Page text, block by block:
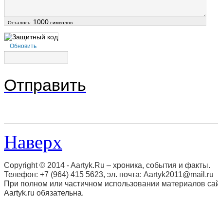
Осталось: 1000 символов
Обновить
Отправить
Наверх
Copyright © 2014 - Aartyk.Ru – хроника, события и факты.
Телефон: +7 (964) 415 5623, эл. почта: Aartyk2011@mail.ru
При полном или частичном использовании материалов
Aartyk.ru oбязательна.